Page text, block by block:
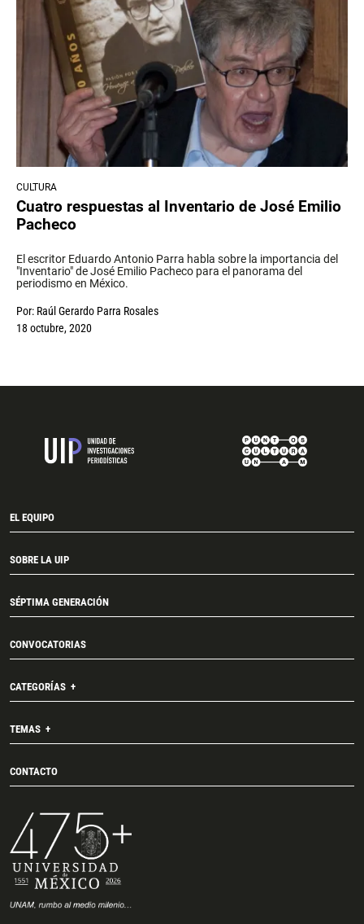
CULTURA
Cuatro respuestas al Inventario de José Emilio
Pacheco
El escritor Eduardo Antonio Parra habla sobre la importancia del
"Inventario" de José Emilio Pacheco para el panorama del
periodismo en México.
Por: Raúl Gerardo Parra Rosales
18 octubre, 2020
EL EQUIPO
SOBRE LA UIP
SÉPTIMA GENERACIÓN
CONVOCATORIAS
CATEGORÍAS
TEMAS
CONTACTO